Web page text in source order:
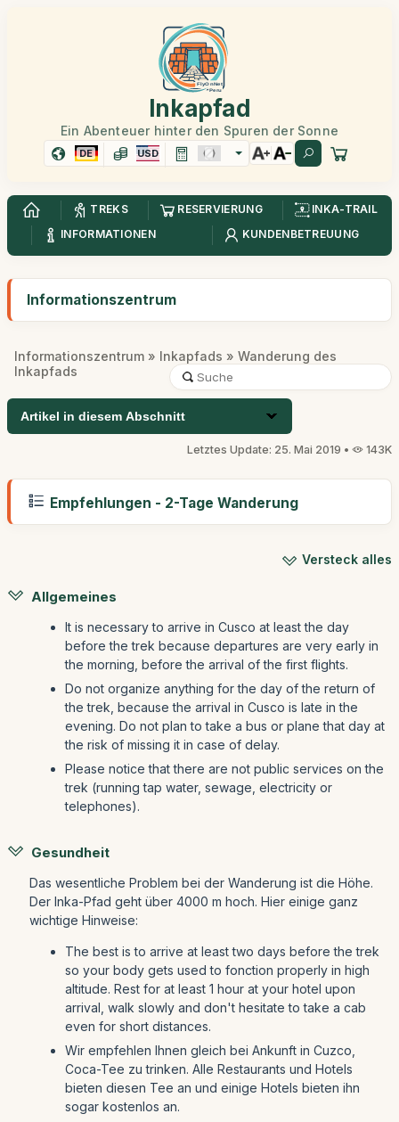
Inkapfad
Ein Abenteuer hinter den Spuren der Sonne
DE USD
TREKS RESERVIERUNG
INKA-TRAIL
INFORMATIONEN
KUNDENBETREUUNG
Informationszentrum
Informationszentrum » Inkapfads » Wanderung des
Inkapfads
Artikel in diesem Abschnitt
Letztes Update: 25. Mai 2019 • 143K
Empfehlungen - 2-Tage Wanderung
Versteck alles
Allgemeines
It is necessary to arrive in Cusco at least the day
before the trek because departures are very early in
the morning, before the arrival of the first flights.
Do not organize anything for the day of the return of
the trek, because the arrival in Cusco is late in the
evening. Do not plan to take a bus or plane that day at
the risk of missing it in case of delay.
Please notice that there are not public services on the
trek (running tap water, sewage, electricity or
telephones).
Gesundheit
Das wesentliche Problem bei der Wanderung ist die Höhe.
Der Inka-Pfad geht über 4000 m hoch. Hier einige ganz
wichtige Hinweise:
The best is to arrive at least two days before the trek
so your body gets used to fonction properly in high
altitude. Rest for at least 1 hour at your hotel upon
arrival, walk slowly and don't hesitate to take a cab
even for short distances.
Wir empfehlen Ihnen gleich bei Ankunft in Cuzco,
Coca-Tee zu trinken. Alle Restaurants und Hotels
bieten diesen Tee an und einige Hotels bieten ihn
sogar kostenlos an.